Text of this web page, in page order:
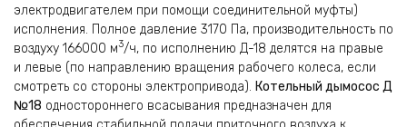
электродвигателем при помощи соединительной муфты)
исполнения. Полное давление 3170 Па, производительность по
воздуху 166000 м3/ч, по исполнению Д-18 делятся на правые
и левые (по направлению вращения рабочего колеса, если
смотреть со стороны электропривода). Котельный дымосос Д
№18 одностороннего всасывания предназначен для